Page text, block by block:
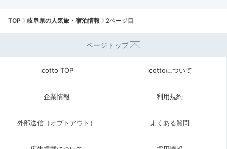
TOP 岐阜県の人気旅・宿泊情報 2ページ目
ページトップ
icotto TOP icottoについて
企業情報 利用規約
外部送信（オプトアウト） よくある質問